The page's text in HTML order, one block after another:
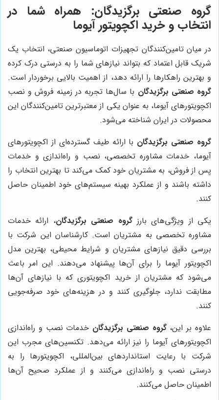
گروه صنعتی برگزیدگان: همراه شما در
انتخاب و خرید اکچویتور آیوما
در میان تامین‌کنندگان تجهیزات اتوماسیون صنعتی، انتخاب یک
شریک قابل اعتماد که بتواند نیازهای شما را به درستی درک کرده
و بهترین راهکارها را ارائه دهد، از اهمیت بالایی برخوردار است.
گروه صنعتی برگزیدگان با سال‌ها تجربه در زمینه فروش و نصب
اکچویتورهای آیوما، به عنوان یکی از معتبرترین تامین‌کنندگان این
محصولات در ایران شناخته می‌شود.
گروه صنعتی برگزیدگان با ارائه طیف گسترده‌ای از اکچویتورهای
آیوما، خدمات مشاوره تخصصی، نصب و راه‌اندازی و خدمات
پس از فروش، به مشتریان خود کمک می‌کند تا بهترین انتخاب را
داشته باشند و از عملکرد بهینه سیستم‌های خود اطمینان حاصل
کنند.
یکی از ویژگی‌های بارزگروه صنعتی برگزیدگان، ارائه خدمات
مشاوره تخصصی به مشتریان است. کارشناسان این شرکت با
بررسی دقیق نیازهای مشتریان و شرایط محیطی، بهترین مدل
اکچویتور آیوما را برای آن‌ها پیشنهاد می‌دهند. این امر باعث
می‌شود که مشتریان از خرید اکچویتوری که با نیازهای آن‌ها
مطابقت ندارد، جلوگیری کنند و در هزینه‌های خود صرفه‌جویی
کنند.
علاوه بر این،گروه صنعتی برگزیدگان خدمات نصب و راه‌اندازی
اکچویتورهای آیوما را نیز ارائه می‌دهد. تکنسین‌های مجرب این
شرکت با رعایت استانداردهای بین‌المللی، اکچویتورها را به
درستی نصب و راه‌اندازی می‌کنند و از عملکرد صحیح آن‌ها
اطمینان حاصل می‌کنند.